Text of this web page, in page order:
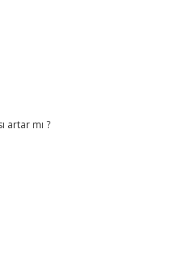
artar mı ?